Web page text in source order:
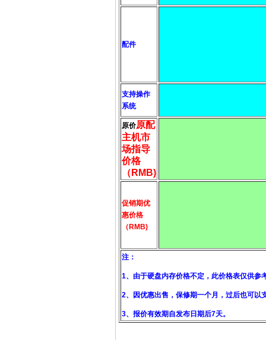
配件
支持操作
系统
原价原配
主机市
场指导
价格
（RMB)
促销期优
惠价格
（RMB)
注：
1、由于硬盘内存价格不定，此价格表仅供参
2、因优惠出售，保修期一个月，过后也可以
3、报价有效期自发布日期后7天。